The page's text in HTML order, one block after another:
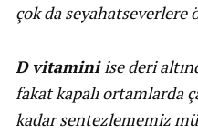
çok da seyahatseverlere
D vitaminiise deri
fakat kapalı ortamlarda
kadar sentezlememiz